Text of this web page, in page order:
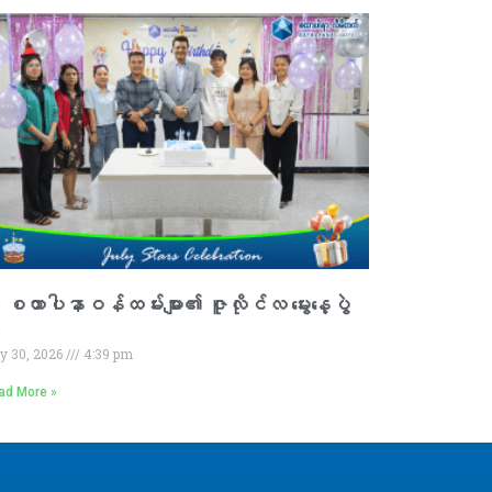
စထာပါနာဝန်ထမ်းများ၏ ဇူလိုင်လ မွေးနေ့ပွဲ
30, 2026 4:39 pm
More »